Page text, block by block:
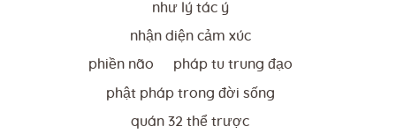
như lý tác ý
nhận diện cảm xúc
phiền não pháp tu trung đạo
phật pháp trong đời sống
quán 32 thể trược